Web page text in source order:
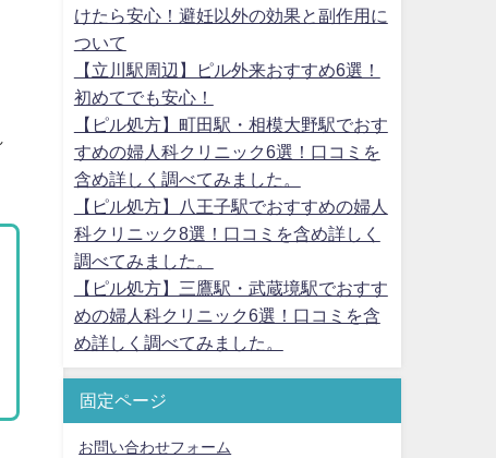
けたら安心！避妊以外の効果と副作用に
ついて
【立川駅周辺】ピル外来おすすめ6選！
初めてでも安心！
【ピル処方】町田駅・相模大野駅でおす
すめの婦人科クリニック6選！口コミを
含め詳しく調べてみました。
【ピル処方】八王子駅でおすすめの婦人
科クリニック8選！口コミを含め詳しく
調べてみました。
【ピル処方】三鷹駅・武蔵境駅でおすす
めの婦人科クリニック6選！口コミを含
め詳しく調べてみました。
固定ページ
お問い合わせフォーム